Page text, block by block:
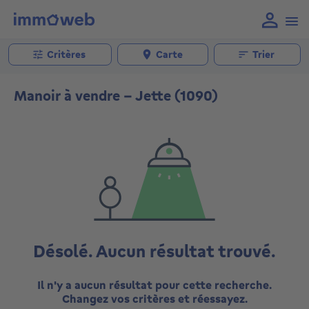
Critères Carte Trier
Manoir à vendre - Jette (1090)
Désolé. Aucun résultat trouvé.
Il n'y a aucun résultat pour cette recherche.
Changez vos critères et réessayez.